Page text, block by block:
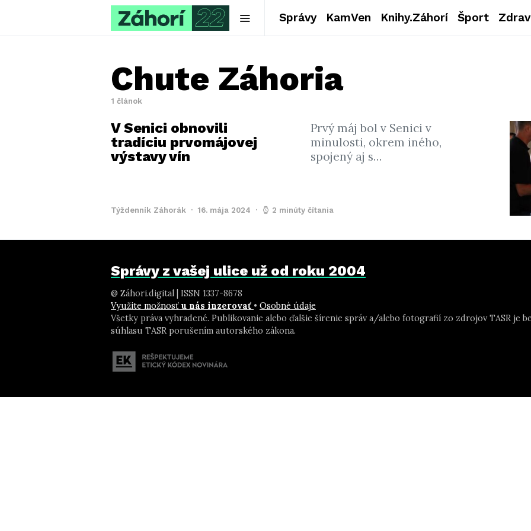
Správy KamVen Knihy.Záhorí Šport
Chute Záhoria
1 článok
V Senici obnovili
tradíciu prvomájovej
výstavy vín
Prvý máj bol v Senici v
minulosti, okrem iného,
spojený aj s…
Týždenník Záhorák 16. mája 2024 2 minúty čítania
Správy z vašej ulice už od roku 2004
@ Záhori.digital | ISSN 1337-8678
Využite možnosť u nás inzerovať • Osobné údaje
Všetky práva vyhradené. Publikovanie alebo ďalšie šírenie správ a/alebo fotografií zo zdrojov TASR je
súhlasu TASR porušením autorského zákona.